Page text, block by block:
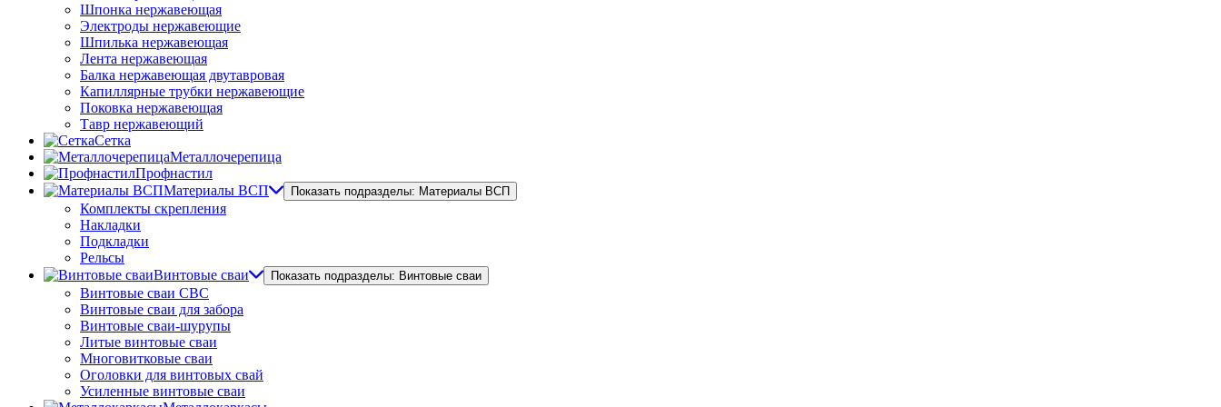
Шпонка нержавеющая
Электроды нержавеющие
Шпилька нержавеющая
Лента нержавеющая
Балка нержавеющая двутавровая
Капиллярные трубки нержавеющие
Поковка нержавеющая
Тавр нержавеющий
Сетка
Металлочерепица
Профнастил
Материалы ВСП
Показать подразделы: Материалы ВСП
Комплекты скрепления
Накладки
Подкладки
Рельсы
Винтовые сваи
Показать подразделы: Винтовые сваи
Винтовые сваи СВС
Винтовые сваи для забора
Винтовые сваи-шурупы
Литые винтовые сваи
Многовитковые сваи
Оголовки для винтовых свай
Усиленные винтовые сваи